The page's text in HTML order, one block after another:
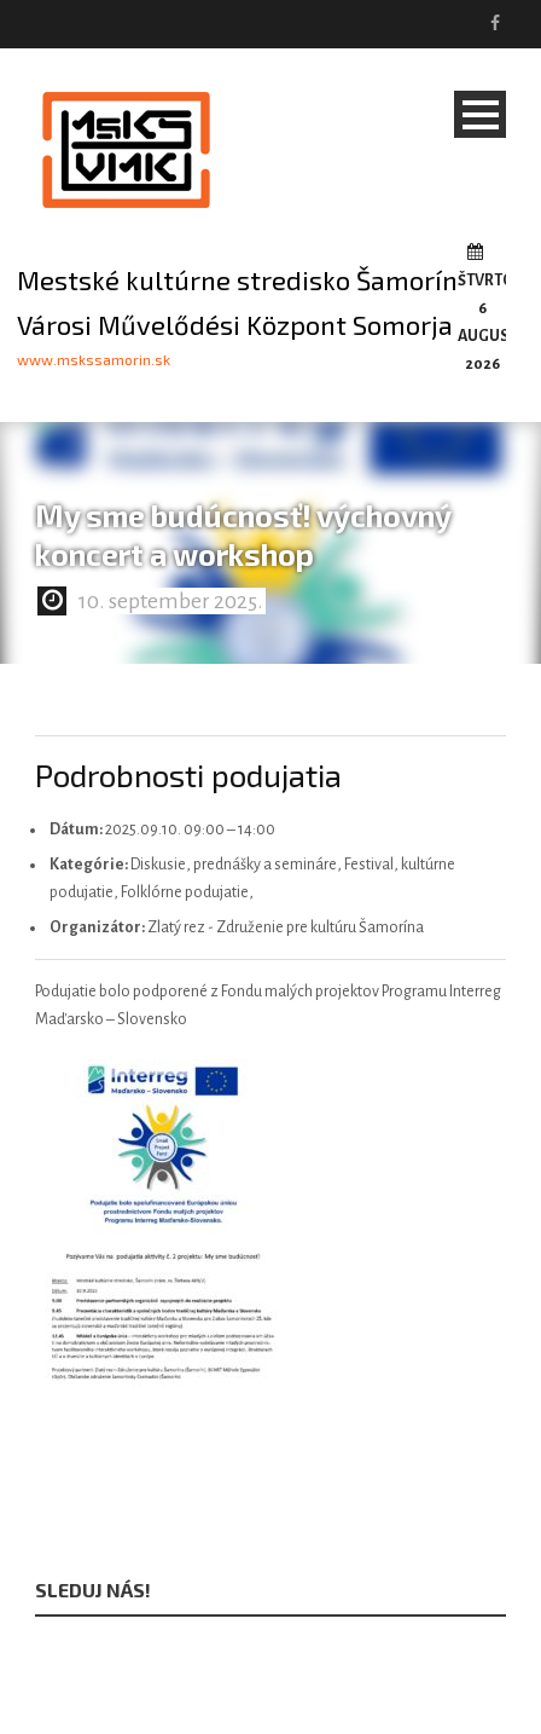
Mestské kultúrne stredisko Šamorín
Városi Művelődési Központ Somorja
www.mskssamorin.sk
ŠTVRTOK,
6
AUGUSTA,
2026
My sme budúcnosť! výchovný
koncert a workshop
10. september 2025.
Podrobnosti podujatia
Dátum:2025.09.10. 09:00–14:00
Kategórie: Diskusie, prednášky a semináre, Festival, kultúrne
podujatie, Folklórne podujatie,
Organizátor: Zlatý rez - Združenie pre kultúru Šamorína
Podujatie bolo podporené z Fondu malých projektov Programu Interreg
Maďarsko – Slovensko
SLEDUJ NÁS!